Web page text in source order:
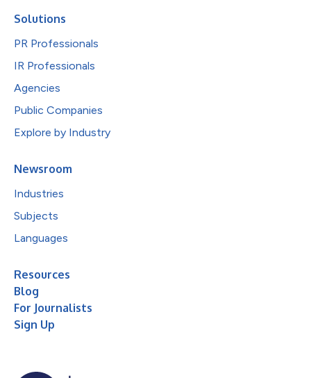
Solutions
PR Professionals
IR Professionals
Agencies
Public Companies
Explore by Industry
Newsroom
Industries
Subjects
Languages
Resources
Blog
For Journalists
Sign Up